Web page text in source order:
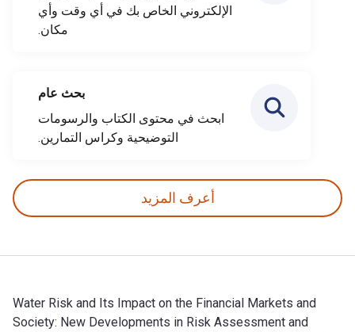
الإلكتروني الخاص بك في أي وقت وأي
مكان.
بحث عام
ابحث في محتوى الكتاب والرسومات
التوضيحية وكراس التمارين.
أعرف المزيد
Water Risk and Its Impact on the Financial Markets and
Society: New Developments in Risk Assessment and